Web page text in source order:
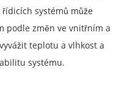
systémů může
podle změn ve vnitřním a
teplotu a vlhkost a
systému.